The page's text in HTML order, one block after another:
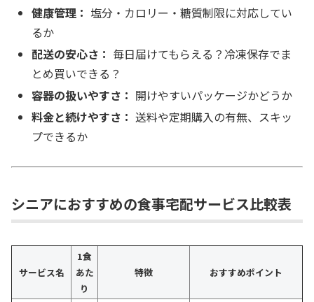
健康管理： 塩分・カロリー・糖質制限に対応してい
るか
配送の安心さ： 毎日届けてもらえる？冷凍保存でま
とめ買いできる？
容器の扱いやすさ： 開けやすいパッケージかどうか
料金と続けやすさ： 送料や定期購入の有無、スキッ
プできるか
シニアにおすすめの食事宅配サービス比較表
サービス名
1食
あた
り
特徴 おすすめポイント